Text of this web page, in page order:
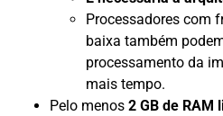
Processadores com
baixa também
processamento da
mais tempo.
Pelo menos 2 GB de RAM